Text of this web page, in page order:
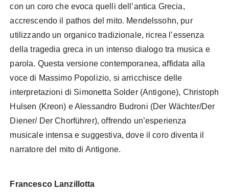
con un coro che evoca quelli dell’antica Grecia,
accrescendo il pathos del mito. Mendelssohn, pur
utilizzando un organico tradizionale, ricrea l’essenza
della tragedia greca in un intenso dialogo tra musica e
parola. Questa versione contemporanea, affidata alla
voce di Massimo Popolizio, si arricchisce delle
interpretazioni di Simonetta Solder (Antigone), Christoph
Hulsen (Kreon) e Alessandro Budroni (Der Wächter/Der
Diener/ Der Chorführer), offrendo un’esperienza
musicale intensa e suggestiva, dove il coro diventa il
narratore del mito di Antigone.
Francesco Lanzillotta